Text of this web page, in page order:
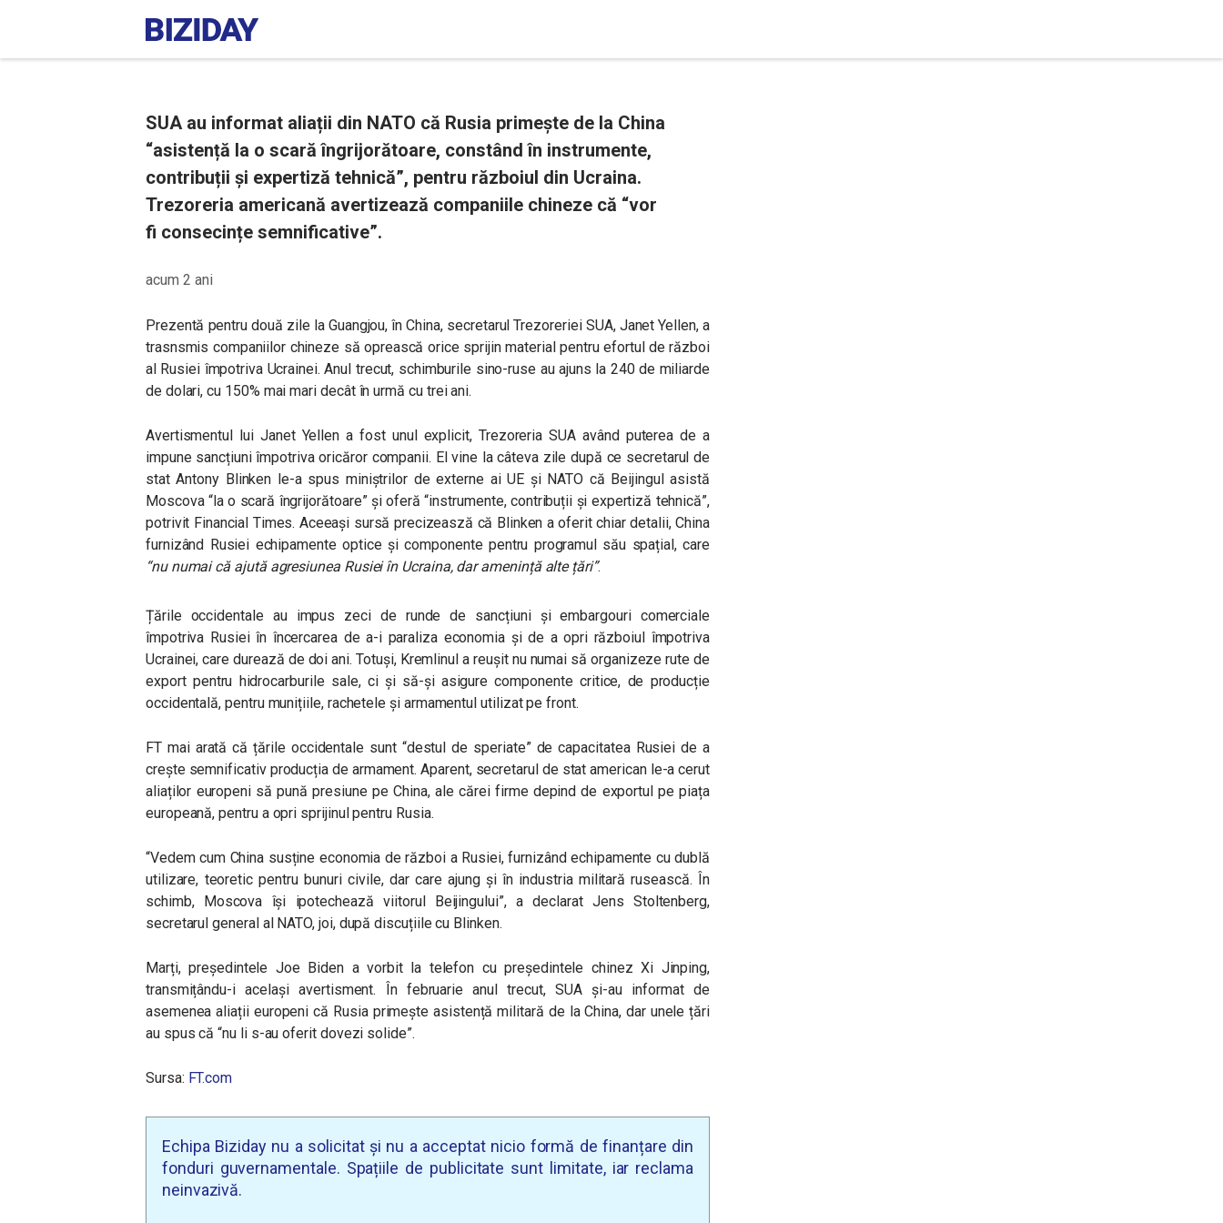
SUA au informat aliații din NATO că Rusia primește de la China
“asistență la o scară îngrijorătoare, constând în instrumente,
contribuții și expertiză tehnică”, pentru războiul din Ucraina.
Trezoreria americană avertizează companiile chineze că “vor
fi consecințe semnificative”.
acum 2 ani
Prezentă pentru două zile la Guangjou, în China, secretarul Trezoreriei SUA, Janet Yellen, a
trasnsmis companiilor chineze să oprească orice sprijin material pentru efortul de război
al Rusiei împotriva Ucrainei. Anul trecut, schimburile sino-ruse au ajuns la 240 de miliarde
de dolari, cu 150% mai mari decât în urmă cu trei ani.
Avertismentul lui Janet Yellen a fost unul explicit, Trezoreria SUA având puterea de a
impune sancțiuni împotriva oricăror companii. El vine la câteva zile după ce secretarul de
stat Antony Blinken le-a spus miniștrilor de externe ai UE și NATO că Beijingul asistă
Moscova “la o scară îngrijorătoare” și oferă “instrumente, contribuții și expertiză tehnică”,
potrivit Financial Times. Aceeași sursă precizeasză că Blinken a oferit chiar detalii, China
furnizând Rusiei echipamente optice și componente pentru programul său spațial, care
“nu numai că ajută agresiunea Rusiei în Ucraina, dar amenință alte țări”.
Țările occidentale au impus zeci de runde de sancțiuni și embargouri comerciale
împotriva Rusiei în încercarea de a-i paraliza economia și de a opri războiul împotriva
Ucrainei, care durează de doi ani. Totuși, Kremlinul a reușit nu numai să organizeze rute de
export pentru hidrocarburile sale, ci și să-și asigure componente critice, de producție
occidentală, pentru munițiile, rachetele și armamentul utilizat pe front.
FT mai arată că țările occidentale sunt “destul de speriate” de capacitatea Rusiei de a
crește semnificativ producția de armament. Aparent, secretarul de stat american le-a cerut
aliaților europeni să pună presiune pe China, ale cărei firme depind de exportul pe piața
europeană, pentru a opri sprijinul pentru Rusia.
“Vedem cum China susține economia de război a Rusiei, furnizând echipamente cu dublă
utilizare, teoretic pentru bunuri civile, dar care ajung și în industria militară rusească. În
schimb, Moscova își ipotechează viitorul Beijingului”, a declarat Jens Stoltenberg,
secretarul general al NATO, joi, după discuțiile cu Blinken.
Marți, președintele Joe Biden a vorbit la telefon cu președintele chinez Xi Jinping,
transmițându-i același avertisment. În februarie anul trecut, SUA și-au informat de
asemenea aliații europeni că Rusia primește asistență militară de la China, dar unele țări
au spus că “nu li s-au oferit dovezi solide”.
Sursa: FT.com
Echipa Biziday nu a solicitat și nu a acceptat nicio formă de finanțare din
fonduri guvernamentale. Spațiile de publicitate sunt limitate, iar reclama
neinvazivă.